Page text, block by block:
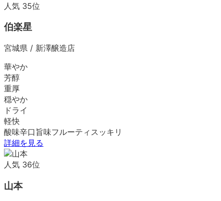
人気 35位
伯楽星
宮城県 / 新澤醸造店
華やか
芳醇
重厚
穏やか
ドライ
軽快
酸味辛口 旨味フルーティ スッキリ
詳細を見る
人気 36位
山本